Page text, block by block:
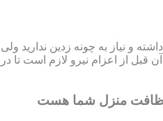
و نیاز به چونه زدین
از اعزام نیرو لازم است تا
منزل شما هست